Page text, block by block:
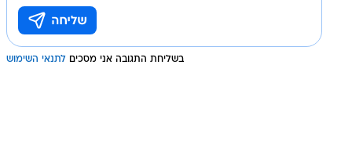
בשליחת התגובה אני מסכים לתנאי השימוש